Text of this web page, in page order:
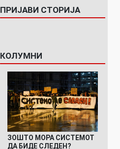
ПРИЈАВИ СТОРИЈА
КОЛУМНИ
ЗОШТО МОРА СИСТЕМОТ
ДА БИДЕ СЛЕДЕН?